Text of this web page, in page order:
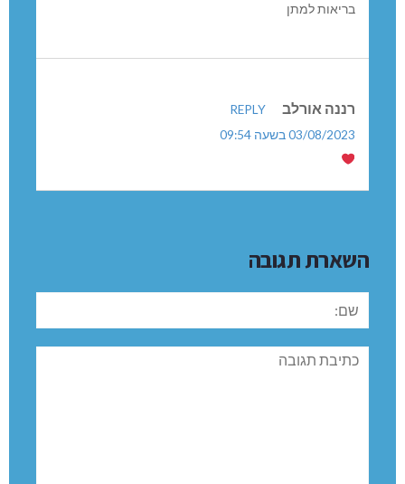
בריאות למתן
רננה אורלב
REPLY
03/08/2023 בשעה 09:54
השארת תגובה
שם:
תגובה